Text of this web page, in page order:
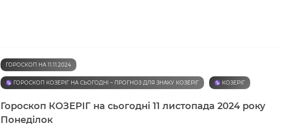
ГОРОСКОП НА 11.11.2024
♑️ ГОРОСКОП КОЗЕРІГ НА СЬОГОДНІ – ПРОГНОЗ ДЛЯ ЗНАКУ КОЗЕРІГ ♑️ КОЗЕРІГ
Гороскоп КОЗЕРІГ на сьогодні 11 листопада 2024 року
Понеділок